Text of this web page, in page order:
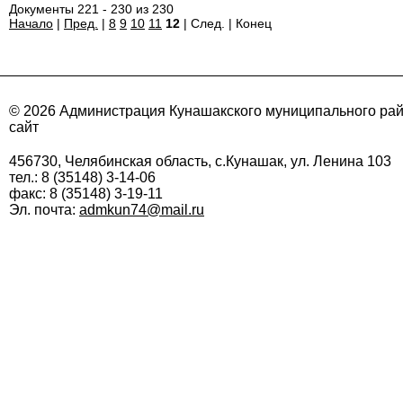
Документы 221 - 230 из 230
Начало | Пред. | 8 9 10 11 12 | След. | Конец
© 2026 Администрация Кунашакского муниципального
сайт
456730, Челябинская область, с.Кунашак, ул. Ленина 103
тел.: 8 (35148) 3-14-06
факс: 8 (35148) 3-19-11
Эл. почта: admkun74@mail.ru